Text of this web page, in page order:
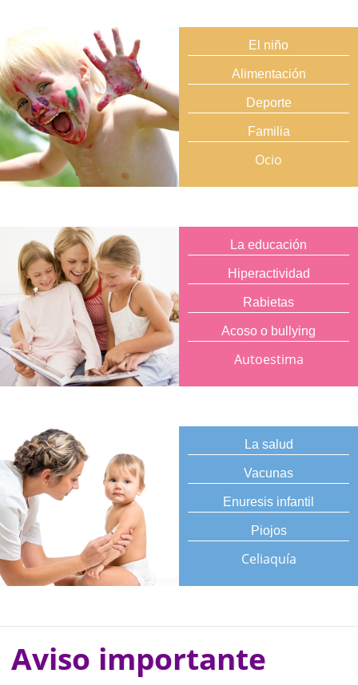
El niño
Alimentación
Deporte
Familia
Ocio
La educación
Hiperactividad
Rabietas
Acoso o bullying
Autoestima
La salud
Vacunas
Enuresis infantil
Piojos
Celiaquía
Aviso importante